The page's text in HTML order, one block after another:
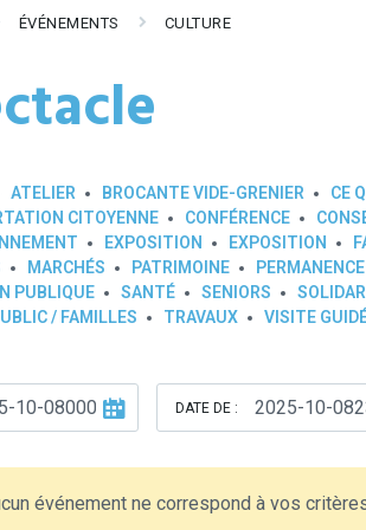
ÉVÉNEMENTS CULTURE
ATELIER BROCANTE VIDE-GRENIER CE
CITOYENNE
CONFÉRENCE
EXPOSITION EXPOSITION
MARCHÉS PATRIMOINE
PUBLIQUE
SANTÉ SENIORS
/ FAMILLES
TRAVAUX VISITE
DATE DE :
événement ne correspond à vos